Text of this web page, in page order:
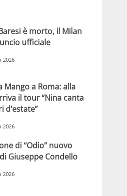
è morto, il Milan
ufficiale
2026
Mango a Roma: alla
il tour “Nina canta
d’estate”
2026
di “Odio” nuovo
Giuseppe Condello
2026